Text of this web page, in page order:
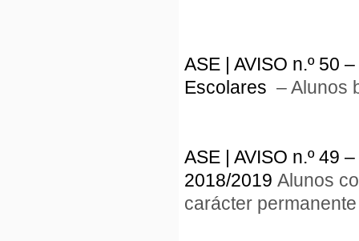
ASE | AVISO n.º 50
Escolares – Alunos
ASE | AVISO n.º 49
2018/2019 Alunos
carácter permanente